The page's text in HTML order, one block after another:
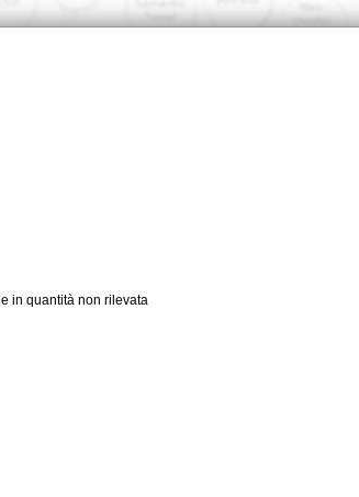
in quantità non rilevata